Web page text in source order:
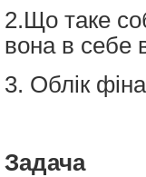
2.Що таке
вона в себе
3. Облік
Задача